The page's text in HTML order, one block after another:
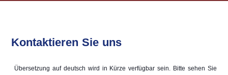
Kontaktieren Sie uns
Übersetzung auf deutsch wird in Kürze verfügbar sein. Bitte sehen Sie